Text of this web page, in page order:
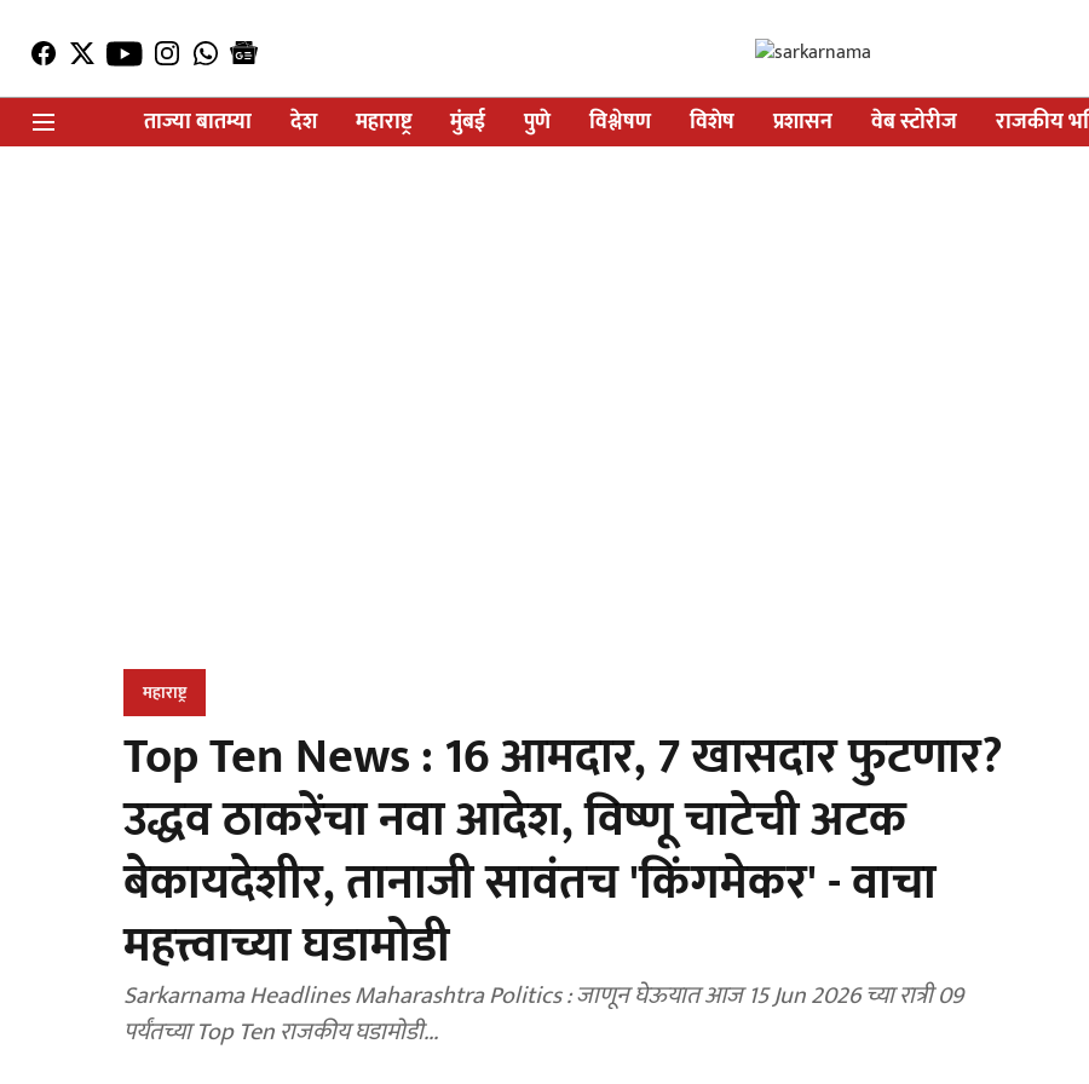
ताज्या बातम्या
देश महाराष्ट्र मुंबई पुणे विश्लेषण विशेष प्रशासन वेब स्टोरीज राजकीय
महाराष्ट्र
Top Ten News : 16 आमदार, 7 खासदार फुटणार?
उद्धव ठाकरेंचा नवा आदेश, विष्णू चाटेची अटक
बेकायदेशीर, तानाजी सावंतच 'किंगमेकर' - वाचा
महत्त्वाच्या घडामोडी
Sarkarnama Headlines Maharashtra Politics : जाणून घेऊयात आज 15 Jun 2026 च्या रात्री 09
पर्यंतच्या Top Ten राजकीय घडामोडी...